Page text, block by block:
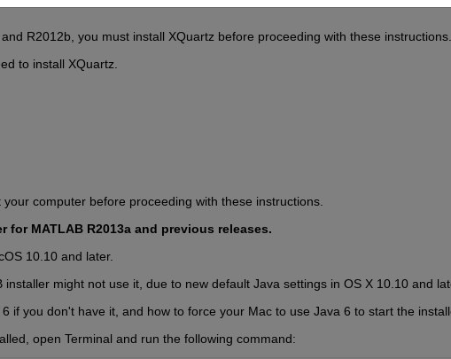
R2012b, you must install XQuartz before proceeding with these instructions.
to install XQuartz.
computer before proceeding with these instructions.
MATLAB R2013a and previous releases.
10.10 and later.
might not use it, due to new default Java settings in OS X 10.10 and
if you don't have it, and how to force your Mac to use Java 6 to start the
open Terminal and run the following command: